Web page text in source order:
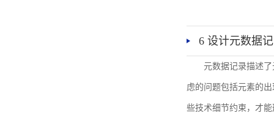
6 设计元数据
元数据记录描述
虑的问题包括元素的
些技术细节约束，才